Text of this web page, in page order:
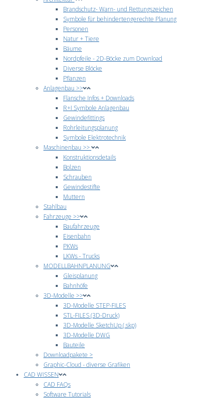
Brandschutz- Warn- und Rettungszeichen
Symbole für behindertengerechte Planung
Personen
Natur + Tiere
Bäume
Nordpfeile - 2D-Böcke zum Download
Diverse Blöcke
Pflanzen
Anlagenbau >>
Flansche Infos + Downloads
R+I Symbole Anlagenbau
Gewindefittings
Rohrleitungsplanung
Symbole Elektrotechnik
Maschinenbau >>
Konstruktionsdetails
Bolzen
Schrauben
Gewindestifte
Muttern
Stahlbau
Fahrzeuge >>
Baufahrzeuge
Eisenbahn
PKWs
LKWs - Trucks
MODELLBAHNPLANUNG
Gleisplanung
Bahnhöfe
3D-Modelle >>
3D-Modelle STEP-FILES
STL-FILES (3D-Druck)
3D-Modelle SketchUp (.skp)
3D-Modelle DWG
Bauteile
Downloadpakete >
Graphic-Cloud - diverse Grafiken
CAD WISSEN
CAD FAQs
Software Tutorials